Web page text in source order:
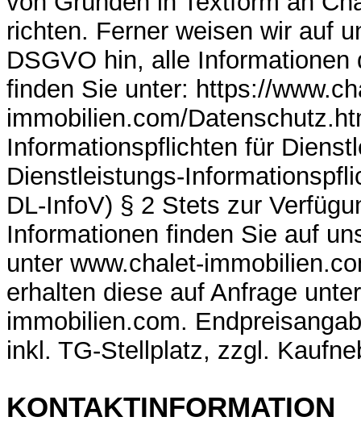
richten. Ferner weisen wir auf
DSGVO hin, alle Informationen
finden Sie unter: https://
immobilien.com/
Informationspflichten für
Dienstleistungs-
DL-InfoV) § 2 Stets zur
Informationen finden Sie auf
unter www.chalet-
erhalten diese auf Anfrage
immobilien.com.
inkl. TG-Stellplatz, zzgl.
KONTAKTINFORMATION